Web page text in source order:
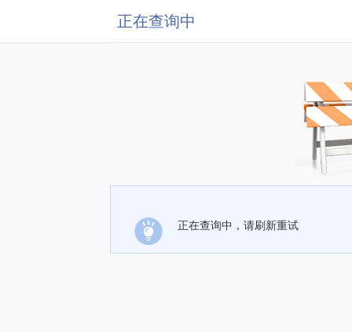
正在查询中
正在查询中，请刷新重试